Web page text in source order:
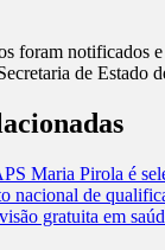
foram notificados e
de Estado